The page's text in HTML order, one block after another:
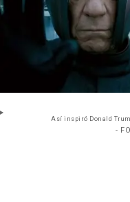
Así inspiró Donald
-